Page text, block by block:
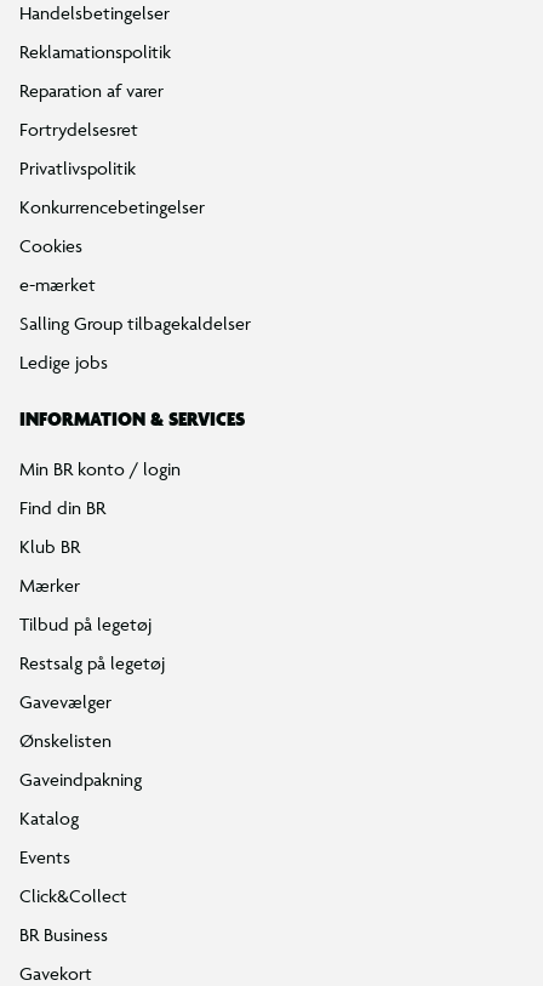
Handelsbetingelser
Reklamationspolitik
Reparation af varer
Fortrydelsesret
Privatlivspolitik
Konkurrencebetingelser
Cookies
e-mærket
Salling Group tilbagekaldelser
Ledige jobs
INFORMATION & SERVICES
Min BR konto / login
Find din BR
Klub BR
Mærker
Tilbud på legetøj
Restsalg på legetøj
Gavevælger
Ønskelisten
Gaveindpakning
Katalog
Events
Click&Collect
BR Business
Gavekort